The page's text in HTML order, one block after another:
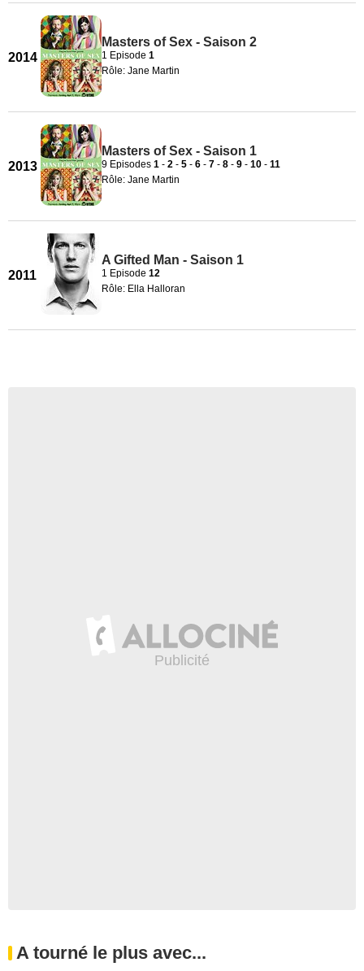
2014
Masters of Sex - Saison 2
1 Episode 1
Rôle: Jane Martin
2013
Masters of Sex - Saison 1
9 Episodes 1 - 2 - 5 - 6 - 7 - 8 - 9 - 10 - 11
Rôle: Jane Martin
2011
A Gifted Man - Saison 1
1 Episode 12
Rôle: Ella Halloran
A tourné le plus avec...